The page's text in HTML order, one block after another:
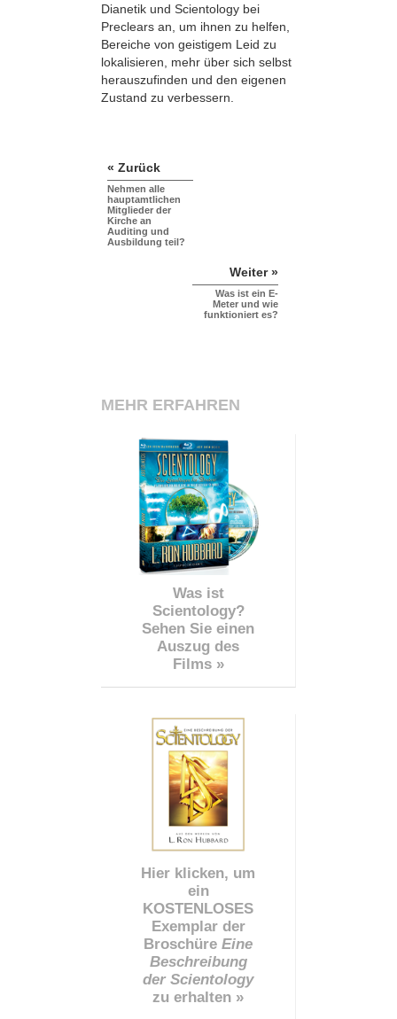
Dianetik und Scientology bei
Preclears an, um ihnen zu helfen,
Bereiche von geistigem Leid zu
lokalisieren, mehr über sich selbst
herauszufinden und den eigenen
Zustand zu verbessern.
« Zurück
Nehmen alle
hauptamtlichen
Mitglieder der
Kirche an
Auditing und
Ausbildung teil?
Weiter »
Was ist ein E-
Meter und wie
funktioniert es?
MEHR ERFAHREN
Was ist
Scientology?
Sehen Sie einen
Auszug des
Films »
Hier klicken, um
ein
KOSTENLOSES
Exemplar der
Broschüre Eine
Beschreibung
der Scientology
zu erhalten »